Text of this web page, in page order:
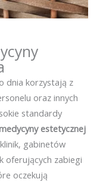
dnia korzystają z
oraz innych
standardy
estetycznej
gabinetów
oferujących zabiegi
oczekują